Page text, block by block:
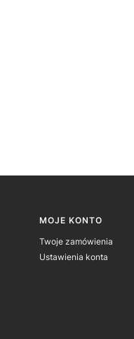
MOJE KONTO
Twoje zamówienia
Ustawienia konta